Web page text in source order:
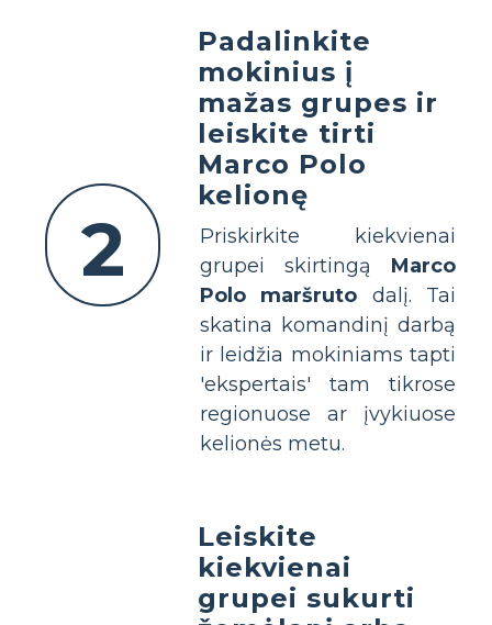
2
Padalinkite
mokinius į
mažas grupes ir
leiskite tirti
Marco Polo
kelionę
Priskirkite kiekvienai
grupei skirtingą Marco
Polo maršruto dalį. Tai
skatina komandinį darbą
ir leidžia mokiniams tapti
'ekspertais' tam tikrose
regionuose ar įvykiuose
kelionės metu.
Leiskite
kiekvienai
grupei sukurti